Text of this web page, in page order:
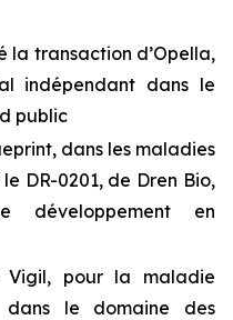
la transaction d’Opella,
indépendant dans le
public
dans les maladies
DR-0201, de Dren Bio,
développement en
Vigil, pour la maladie
dans le domaine des